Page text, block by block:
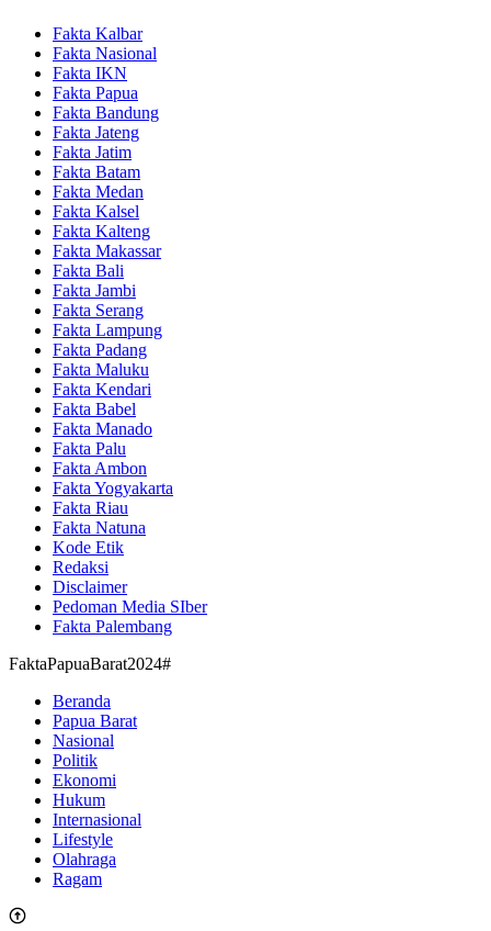
Fakta Kalbar
Fakta Nasional
Fakta IKN
Fakta Papua
Fakta Bandung
Fakta Jateng
Fakta Jatim
Fakta Batam
Fakta Medan
Fakta Kalsel
Fakta Kalteng
Fakta Makassar
Fakta Bali
Fakta Jambi
Fakta Serang
Fakta Lampung
Fakta Padang
Fakta Maluku
Fakta Kendari
Fakta Babel
Fakta Manado
Fakta Palu
Fakta Ambon
Fakta Yogyakarta
Fakta Riau
Fakta Natuna
Kode Etik
Redaksi
Disclaimer
Pedoman Media SIber
Fakta Palembang
FaktaPapuaBarat2024#
Beranda
Papua Barat
Nasional
Politik
Ekonomi
Hukum
Internasional
Lifestyle
Olahraga
Ragam